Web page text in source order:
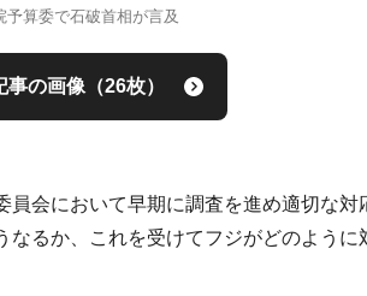
予算委で石破首相が言及
事の画像（26枚）
会において早期に調査を進め適切な対
るか、これを受けてフジがどのように